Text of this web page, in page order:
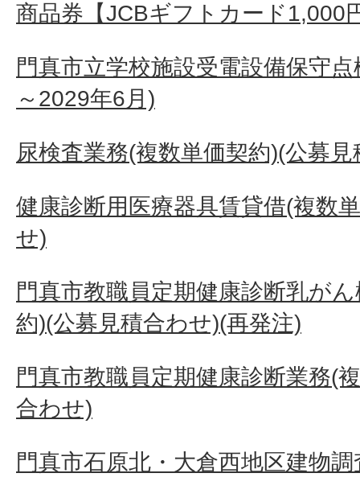
商品券【JCBギフトカード1,000
門真市立学校施設受電設備保守
～2029年6月)
尿検査業務(複数単価契約)(公募
健康診断用医療器具賃貸借(複数
せ)
門真市教職員定期健康診断乳が
約)(公募見積合わせ)(再発注)
門真市教職員定期健康診断業務(
合わせ)
門真市石原北・大倉西地区建物